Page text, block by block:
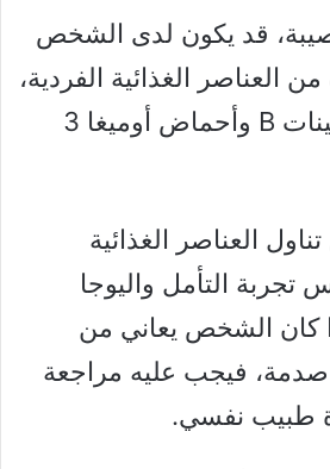
قد يكون لدى الشخص
العناصر الغذائية الفردية،
بما في ذلك فيتامينات B وأحماض أوميغا 3
العناصر الغذائية
تجربة التأمل واليوجا
كان الشخص يعاني من
فيجب عليه مراجعة
طبيب نفسي.